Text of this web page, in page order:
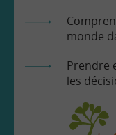
monde
Prendre
les